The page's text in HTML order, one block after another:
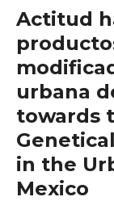
Actitud
urbana
towards
in the
Mexico